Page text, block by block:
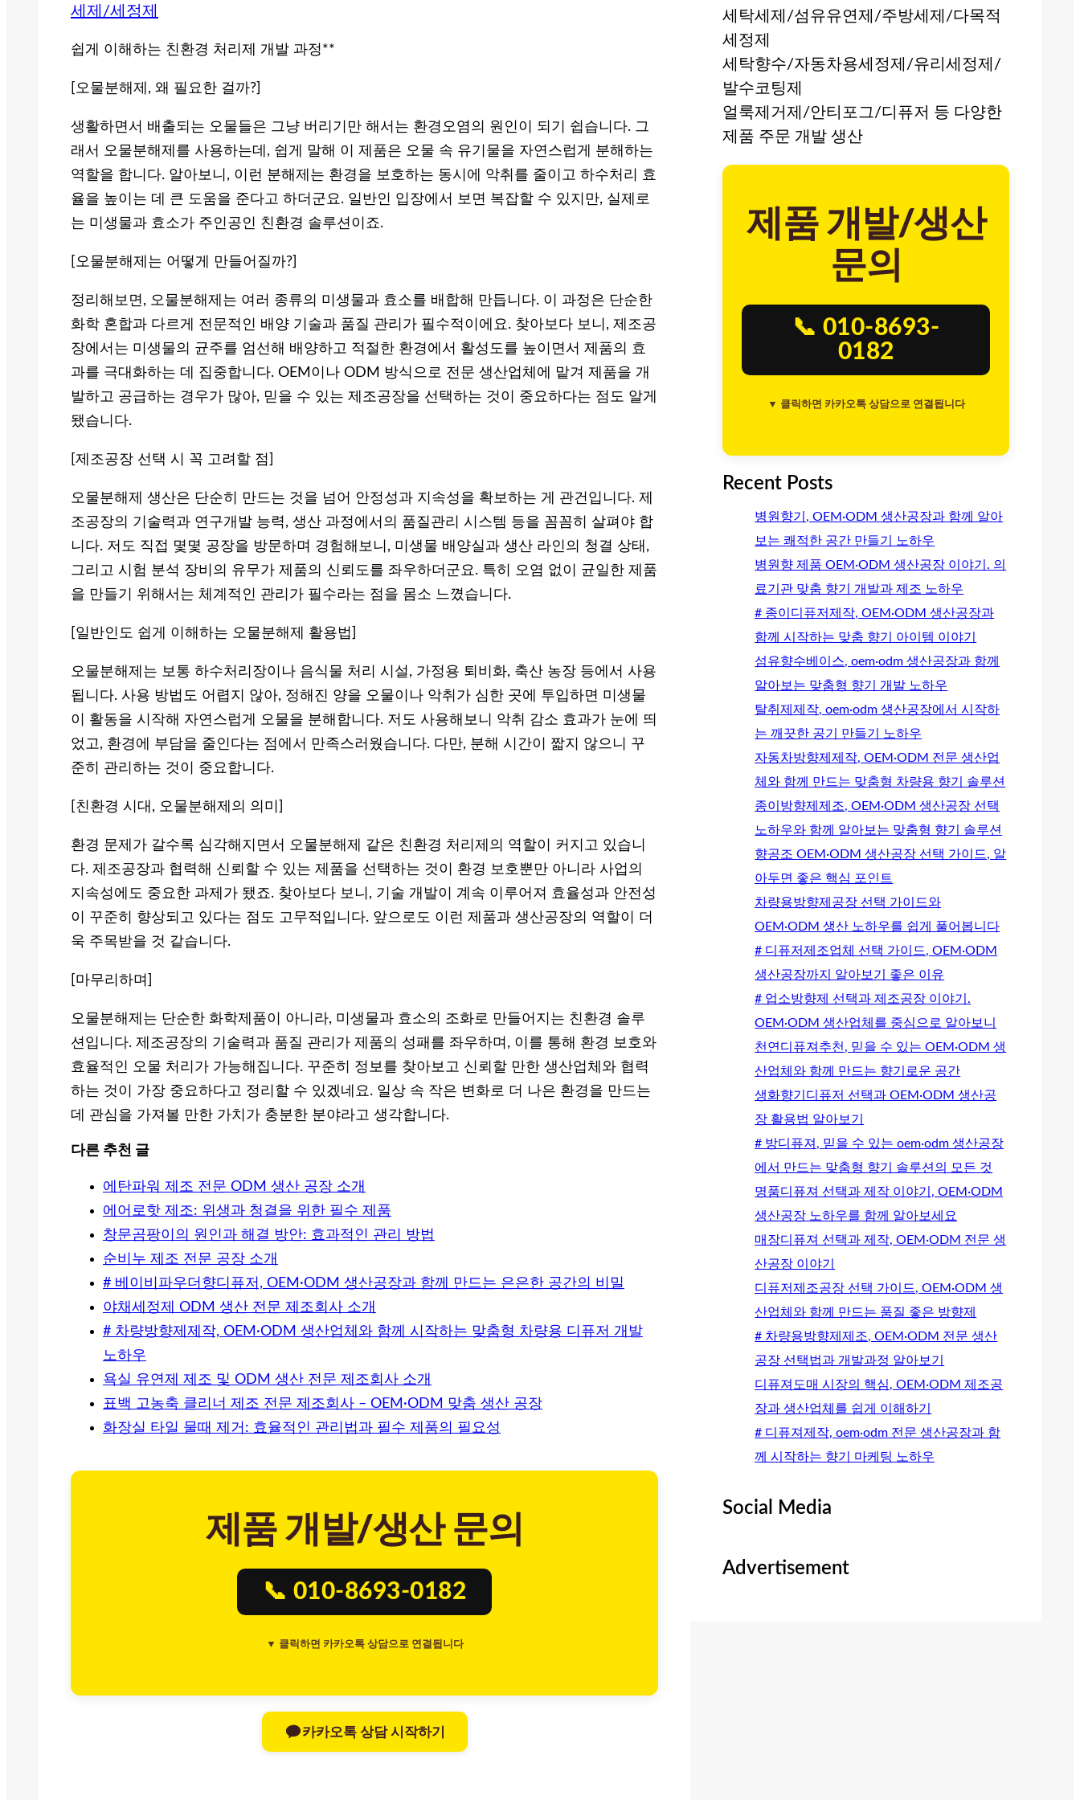
세제/세정제
쉽게 이해하는 친환경 처리제 개발 과정**
[오물분해제, 왜 필요한 걸까?]
생활하면서 배출되는 오물들은 그냥 버리기만 해서는 환경오염의 원인이 되기 쉽습니다. 그
래서 오물분해제를 사용하는데, 쉽게 말해 이 제품은 오물 속 유기물을 자연스럽게 분해하는
역할을 합니다. 알아보니, 이런 분해제는 환경을 보호하는 동시에 악취를 줄이고 하수처리 효
율을 높이는 데 큰 도움을 준다고 하더군요. 일반인 입장에서 보면 복잡할 수 있지만, 실제로
는 미생물과 효소가 주인공인 친환경 솔루션이죠.
[오물분해제는 어떻게 만들어질까?]
정리해보면, 오물분해제는 여러 종류의 미생물과 효소를 배합해 만듭니다. 이 과정은 단순한
화학 혼합과 다르게 전문적인 배양 기술과 품질 관리가 필수적이에요. 찾아보다 보니, 제조공
장에서는 미생물의 균주를 엄선해 배양하고 적절한 환경에서 활성도를 높이면서 제품의 효
과를 극대화하는 데 집중합니다. OEM이나 ODM 방식으로 전문 생산업체에 맡겨 제품을 개
발하고 공급하는 경우가 많아, 믿을 수 있는 제조공장을 선택하는 것이 중요하다는 점도 알게
됐습니다.
[제조공장 선택 시 꼭 고려할 점]
오물분해제 생산은 단순히 만드는 것을 넘어 안정성과 지속성을 확보하는 게 관건입니다. 제
조공장의 기술력과 연구개발 능력, 생산 과정에서의 품질관리 시스템 등을 꼼꼼히 살펴야 합
니다. 저도 직접 몇몇 공장을 방문하며 경험해보니, 미생물 배양실과 생산 라인의 청결 상태,
그리고 시험 분석 장비의 유무가 제품의 신뢰도를 좌우하더군요. 특히 오염 없이 균일한 제품
을 만들기 위해서는 체계적인 관리가 필수라는 점을 몸소 느꼈습니다.
[일반인도 쉽게 이해하는 오물분해제 활용법]
오물분해제는 보통 하수처리장이나 음식물 처리 시설, 가정용 퇴비화, 축산 농장 등에서 사용
됩니다. 사용 방법도 어렵지 않아, 정해진 양을 오물이나 악취가 심한 곳에 투입하면 미생물
이 활동을 시작해 자연스럽게 오물을 분해합니다. 저도 사용해보니 악취 감소 효과가 눈에 띄
었고, 환경에 부담을 줄인다는 점에서 만족스러웠습니다. 다만, 분해 시간이 짧지 않으니 꾸
준히 관리하는 것이 중요합니다.
[친환경 시대, 오물분해제의 의미]
환경 문제가 갈수록 심각해지면서 오물분해제 같은 친환경 처리제의 역할이 커지고 있습니
다. 제조공장과 협력해 신뢰할 수 있는 제품을 선택하는 것이 환경 보호뿐만 아니라 사업의
지속성에도 중요한 과제가 됐죠. 찾아보다 보니, 기술 개발이 계속 이루어져 효율성과 안전성
이 꾸준히 향상되고 있다는 점도 고무적입니다. 앞으로도 이런 제품과 생산공장의 역할이 더
욱 주목받을 것 같습니다.
[마무리하며]
오물분해제는 단순한 화학제품이 아니라, 미생물과 효소의 조화로 만들어지는 친환경 솔루
션입니다. 제조공장의 기술력과 품질 관리가 제품의 성패를 좌우하며, 이를 통해 환경 보호와
효율적인 오물 처리가 가능해집니다. 꾸준히 정보를 찾아보고 신뢰할 만한 생산업체와 협력
하는 것이 가장 중요하다고 정리할 수 있겠네요. 일상 속 작은 변화로 더 나은 환경을 만드는
데 관심을 가져볼 만한 가치가 충분한 분야라고 생각합니다.
다른 추천 글
에탄파워 제조 전문 ODM 생산 공장 소개
에어로핫 제조: 위생과 청결을 위한 필수 제품
창문곰팡이의 원인과 해결 방안: 효과적인 관리 방법
순비누 제조 전문 공장 소개
# 베이비파우더향디퓨저, OEM·ODM 생산공장과 함께 만드는 은은한 공간의 비밀
야채세정제 ODM 생산 전문 제조회사 소개
# 차량방향제제작, OEM·ODM 생산업체와 함께 시작하는 맞춤형 차량용 디퓨저 개발
노하우
욕실 유연제 제조 및 ODM 생산 전문 제조회사 소개
표백 고농축 클리너 제조 전문 제조회사 – OEM·ODM 맞춤 생산 공장
화장실 타일 물때 제거: 효율적인 관리법과 필수 제품의 필요성
제품 개발/생산 문의
📞 010-8693-0182
▼ 클릭하면 카카오톡 상담으로 연결됩니다
카카오톡 상담 시작하기
세탁세제/섬유유연제/주방세제/다목적
세정제
세탁향수/자동차용세정제/유리세정제/
발수코팅제
얼룩제거제/안티포그/디퓨저 등 다양한
제품 주문 개발 생산
제품 개발/생산
문의
📞 010-8693-
0182
▼ 클릭하면 카카오톡 상담으로 연결됩니다
Recent Posts
병원향기, OEM·ODM 생산공장과 함께 알아
보는 쾌적한 공간 만들기 노하우
병원향 제품 OEM·ODM 생산공장 이야기. 의
료기관 맞춤 향기 개발과 제조 노하우
# 종이디퓨저제작, OEM·ODM 생산공장과
함께 시작하는 맞춤 향기 아이템 이야기
섬유향수베이스, oem·odm 생산공장과 함께
알아보는 맞춤형 향기 개발 노하우
탈취제제작, oem·odm 생산공장에서 시작하
는 깨끗한 공기 만들기 노하우
자동차방향제제작, OEM·ODM 전문 생산업
체와 함께 만드는 맞춤형 차량용 향기 솔루션
종이방향제제조, OEM·ODM 생산공장 선택
노하우와 함께 알아보는 맞춤형 향기 솔루션
향공조 OEM·ODM 생산공장 선택 가이드, 알
아두면 좋은 핵심 포인트
차량용방향제공장 선택 가이드와
OEM·ODM 생산 노하우를 쉽게 풀어봅니다
# 디퓨저제조업체 선택 가이드, OEM·ODM
생산공장까지 알아보기 좋은 이유
# 업소방향제 선택과 제조공장 이야기.
OEM·ODM 생산업체를 중심으로 알아보니
천연디퓨져추천, 믿을 수 있는 OEM·ODM 생
산업체와 함께 만드는 향기로운 공간
생화향기디퓨저 선택과 OEM·ODM 생산공
장 활용법 알아보기
# 방디퓨져, 믿을 수 있는 oem·odm 생산공장
에서 만드는 맞춤형 향기 솔루션의 모든 것
명품디퓨져 선택과 제작 이야기, OEM·ODM
생산공장 노하우를 함께 알아보세요
매장디퓨져 선택과 제작, OEM·ODM 전문 생
산공장 이야기
디퓨저제조공장 선택 가이드, OEM·ODM 생
산업체와 함께 만드는 품질 좋은 방향제
# 차량용방향제제조, OEM·ODM 전문 생산
공장 선택법과 개발과정 알아보기
디퓨져도매 시장의 핵심, OEM·ODM 제조공
장과 생산업체를 쉽게 이해하기
# 디퓨져제작, oem·odm 전문 생산공장과 함
께 시작하는 향기 마케팅 노하우
Social Media
Advertisement